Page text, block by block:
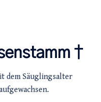
†
dem Säuglingsalter